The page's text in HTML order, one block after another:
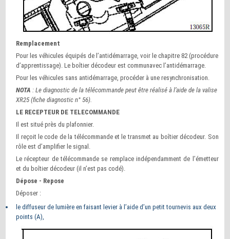
Remplacement
Pour les véhicules équipés de l’antidémarrage, voir le chapitre 82 (procédure
d’apprentissage). Le boîtier décodeur est communavec l’antidémarrage.
Pour les véhicules sans antidémarrage, procéder à une resynchronisation.
NOTA : Le diagnostic de la télécommande peut être réalisé à l’aide de la valise
XR25 (fiche diagnostic n° 56).
LE RECEPTEUR DE TELECOMMANDE
Il est situé près du plafonnier.
Il reçoit le code de la télécommande et le transmet au boîtier décodeur. Son
rôle est d’amplifier le signal.
Le récepteur de télécommande se remplace indépendamment de l’émetteur
et du boîtier décodeur (il n’est pas codé).
Dépose - Repose
Déposer :
le diffuseur de lumière en faisant levier à l’aide d’un petit tournevis aux deux
points (A),